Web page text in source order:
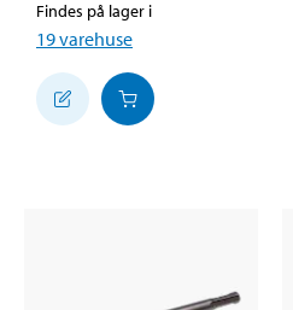
Findes på lager i
19varehuse